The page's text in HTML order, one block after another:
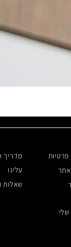
מדריך
פרטיות
עלינו
שאלות